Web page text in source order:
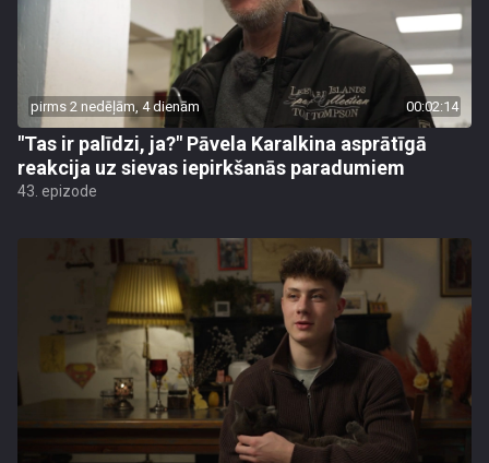
pirms 2 nedēļām, 4 dienām 00:02:14
"Tas ir palīdzi, ja?" Pāvela Karalkina asprātīgā
reakcija uz sievas iepirkšanās paradumiem
43. epizode